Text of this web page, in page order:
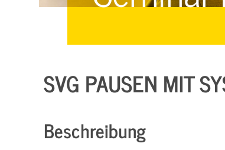
SVG PAUSEN MIT
Beschreibung